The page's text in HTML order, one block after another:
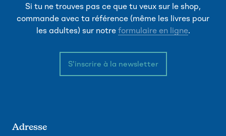
Si tu ne trouves pas ce que tu veux sur le shop,
commande avec ta référence (même les livres pour
les adultes) sur notre formulaire en ligne.
S'inscrire à la newsletter
Adresse